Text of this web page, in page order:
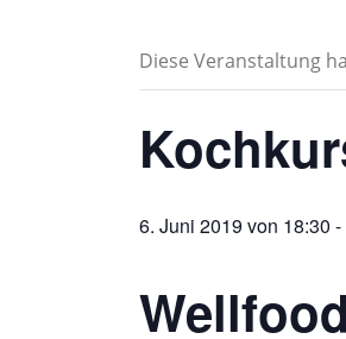
Diese Veranstaltung
6. Juni 2019 von 18:30 -